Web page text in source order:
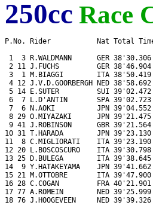
250cc Race
P.No. Rider           Nat Total
1  3 R.WALDMANN      GER
2 11 J.FUCHS         GER
3  1 M.BIAGGI        ITA
4 12 J.V.D.GOORBERGH NED
5 14 E.SUTER         SUI
6  7 L.D'ANTIN       SPA 39'02.723
7  6 N.AOKI          JPN 39'04.552
8 29 O.MIYAZAKI      JPN
9 41 J.ROBINSON      GBR
10 31 T.HARADA        JPN
11  8 C.MIGLIORATI    ITA
12 20 L.BOSCOSCURO    ITA
13 25 D.BULEGA        ITA
14  9 Y.HATAKEYAMA    JPN
15 21 M.OTTOBRE       ITA
16 28 C.COGAN         FRA
17 77 A.ROMEIN        NED
18 76 J.HOOGEVEEN     NED